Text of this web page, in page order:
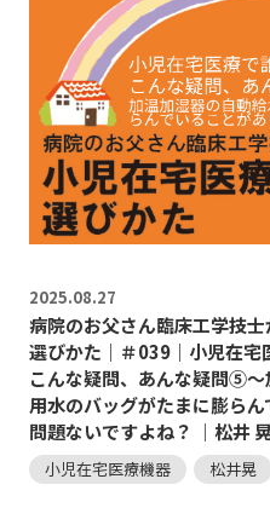
2025.08.27
病院のお父さん臨床工学技
選びかた｜＃039｜小児在宅
こんな疑問、あんな疑問⑤
用水のバッグがたまに膨ら
問題ないですよね？ ｜松井
小児在宅医療機器 松井晃